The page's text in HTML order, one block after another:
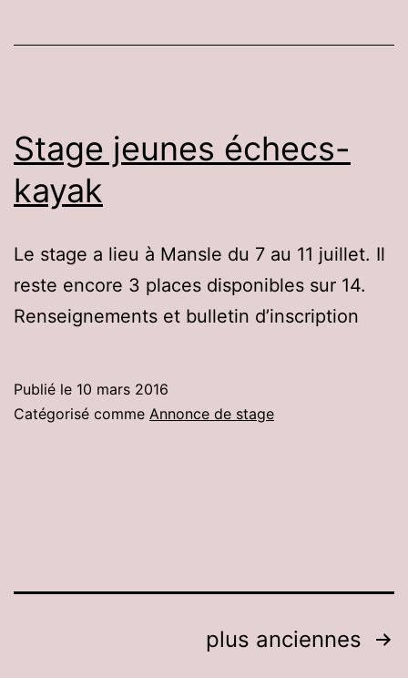
Stage jeunes échecs-
kayak
Le stage a lieu à Mansle du 7 au 11 juillet. Il
reste encore 3 places disponibles sur 14.
Renseignements et bulletin d’inscription
Publié le 10 mars 2016
Catégorisé comme Annonce de stage
plus anciennes